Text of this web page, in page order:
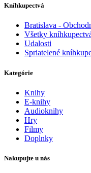
Kníhkupectvá
Bratislava -
Všetky
Udalosti
Spriatelené
Kategórie
Knihy
E-knihy
Audioknihy
Hry
Filmy
Doplnky
Nakupujte u nás